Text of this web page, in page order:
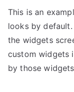
This is an
looks by
the widgets
custom widgets
by those